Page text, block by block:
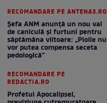
RECOMANDARE PE ANTENA3.RO
Șefa ANM anunță un nou val
de caniculă și furtuni pentru
săptămâna viitoare: „Ploile nu
vor putea compensa seceta
pedologică”
RECOMANDARE PE
REDACTIA.RO
Profetul Apocalipsei,